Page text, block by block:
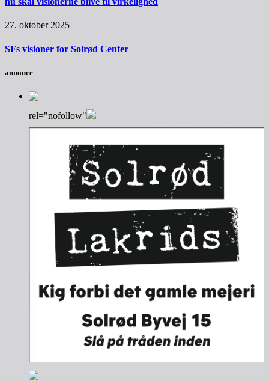
27. oktober 2025
SFs visioner for Solrød Center
annonce
rel="nofollow"